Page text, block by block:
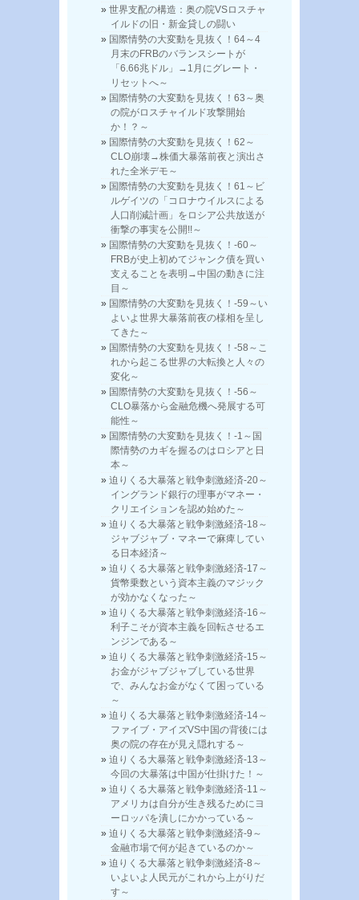
世界支配の構造：奥の院VSロスチャ
イルドの旧・新金貸しの闘い
国際情勢の大変動を見抜く！64～4
月末のFRBのバランスシートが
「6.66兆ドル」→1月にグレート・
リセットへ～
国際情勢の大変動を見抜く！63～奥
の院がロスチャイルド攻撃開始
か！？～
国際情勢の大変動を見抜く！62～
CLO崩壊→株価大暴落前夜と演出さ
れた全米デモ～
国際情勢の大変動を見抜く！61～ビ
ルゲイツの「コロナウイルスによる
人口削減計画」をロシア公共放送が
衝撃の事実を公開!!～
国際情勢の大変動を見抜く！-60～
FRBが史上初めてジャンク債を買い
支えることを表明→中国の動きに注
目～
国際情勢の大変動を見抜く！-59～い
よいよ世界大暴落前夜の様相を呈し
てきた～
国際情勢の大変動を見抜く！-58～こ
れから起こる世界の大転換と人々の
変化～
国際情勢の大変動を見抜く！-56～
CLO暴落から金融危機へ発展する可
能性～
国際情勢の大変動を見抜く！-1～国
際情勢のカギを握るのはロシアと日
本～
迫りくる大暴落と戦争刺激経済-20～
イングランド銀行の理事がマネー・
クリエイションを認め始めた～
迫りくる大暴落と戦争刺激経済-18～
ジャブジャブ・マネーで麻痺してい
る日本経済～
迫りくる大暴落と戦争刺激経済-17～
貨幣乗数という資本主義のマジック
が効かなくなった～
迫りくる大暴落と戦争刺激経済-16～
利子こそが資本主義を回転させるエ
ンジンである～
迫りくる大暴落と戦争刺激経済-15～
お金がジャブジャブしている世界
で、みんなお金がなくて困っている
～
迫りくる大暴落と戦争刺激経済-14～
ファイブ・アイズVS中国の背後には
奥の院の存在が見え隠れする～
迫りくる大暴落と戦争刺激経済-13～
今回の大暴落は中国が仕掛けた！～
迫りくる大暴落と戦争刺激経済-11～
アメリカは自分が生き残るためにヨ
ーロッパを潰しにかかっている～
迫りくる大暴落と戦争刺激経済-9～
金融市場で何が起きているのか～
迫りくる大暴落と戦争刺激経済-8～
いよいよ人民元がこれから上がりだ
す～